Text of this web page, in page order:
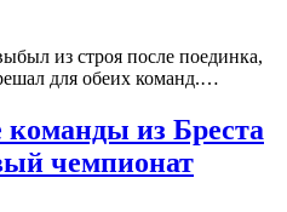
из строя после поединка,
для обеих команд.…
из Бреста
чемпионат